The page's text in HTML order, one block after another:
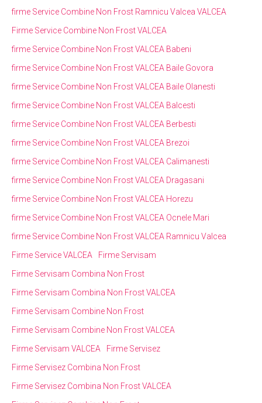
firme Service Combine Non Frost Ramnicu Valcea VALCEA
Firme Service Combine Non Frost VALCEA
firme Service Combine Non Frost VALCEA Babeni
firme Service Combine Non Frost VALCEA Baile Govora
firme Service Combine Non Frost VALCEA Baile Olanesti
firme Service Combine Non Frost VALCEA Balcesti
firme Service Combine Non Frost VALCEA Berbesti
firme Service Combine Non Frost VALCEA Brezoi
firme Service Combine Non Frost VALCEA Calimanesti
firme Service Combine Non Frost VALCEA Dragasani
firme Service Combine Non Frost VALCEA Horezu
firme Service Combine Non Frost VALCEA Ocnele Mari
firme Service Combine Non Frost VALCEA Ramnicu Valcea
Firme Service VALCEA
Firme Servisam
Firme Servisam Combina Non Frost
Firme Servisam Combina Non Frost VALCEA
Firme Servisam Combine Non Frost
Firme Servisam Combine Non Frost VALCEA
Firme Servisam VALCEA
Firme Servisez
Firme Servisez Combina Non Frost
Firme Servisez Combina Non Frost VALCEA